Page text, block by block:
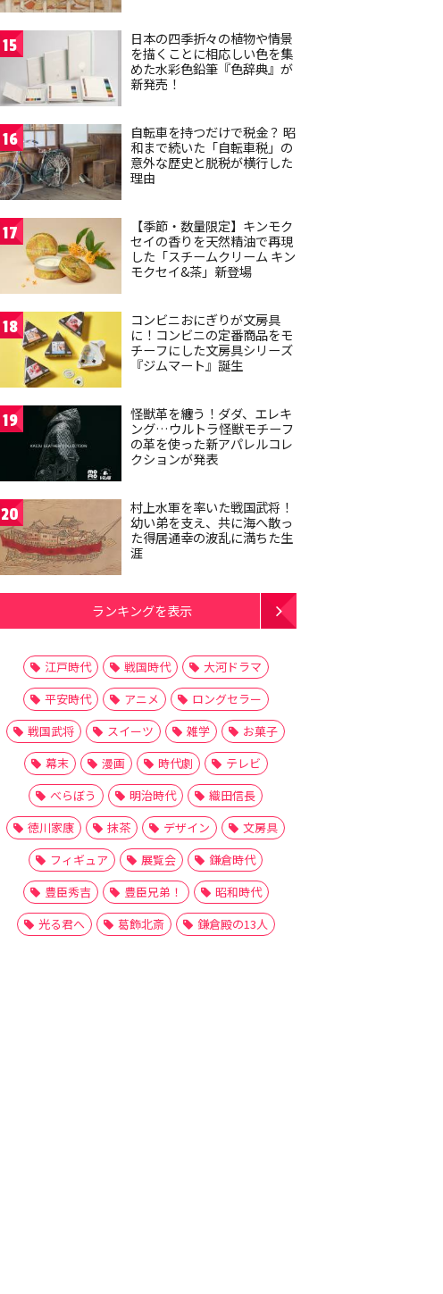
北条時実 北条時房 北条泰時 北条義時
15
日本の四季折々の植物や情景
を描くことに相応しい色を集
めた水彩色鉛筆『色辞典』が
新発売！
16
自転車を持つだけで税金？ 昭
和まで続いた「自転車税」の
意外な歴史と脱税が横行した
理由
17
【季節・数量限定】キンモク
セイの香りを天然精油で再現
した「スチームクリーム キン
モクセイ&茶」新登場
18
コンビニおにぎりが文房具
に！コンビニの定番商品をモ
チーフにした文房具シリーズ
『ジムマート』誕生
19
怪獣革を纏う！ダダ、エレキ
ング…ウルトラ怪獣モチーフ
の革を使った新アパレルコレ
クションが発表
20
村上水軍を率いた戦国武将！
幼い弟を支え、共に海へ散っ
た得居通幸の波乱に満ちた生
涯
ランキングを表示
江戸時代 戦国時代
大河ドラマ
平安時代
アニメ
ロングセラー
戦国武将
スイーツ 雑学
お菓子
幕末
漫画 時代劇
テレビ
べらぼう
明治時代
織田信長
徳川家康
抹茶 デザイン
文房具
フィギュア
展覧会
鎌倉時代
豊臣秀吉
豊臣兄弟！
昭和時代
光る君へ
葛飾北斎 鎌倉殿の13人